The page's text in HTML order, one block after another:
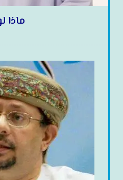
ماذا